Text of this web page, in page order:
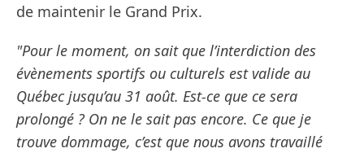
de maintenir le Grand Prix.
"Pour le moment, on sait que l’interdiction des
évènements sportifs ou culturels est valide au
Québec jusqu’au 31 août. Est-ce que ce sera
prolongé ? On ne le sait pas encore. Ce que je
trouve dommage, c’est que nous avons travaillé